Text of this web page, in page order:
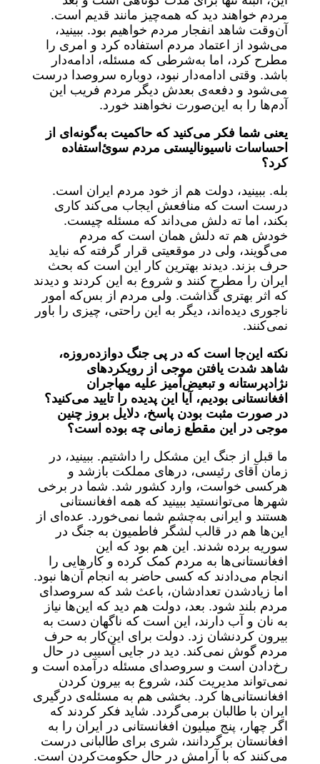
مردم خواهند دید که همه‌چیز مانند قدیم است.
آن‌وقت شاهد انفجار مردم خواهیم بود. ببینید،
می‌شود از اعتماد مردم استفاده کرد و امری را
مطرح کرد، اما به‌شرطی که مسئله، ادامه‌دار
باشد. وقتی ادامه‌دار نبود، دوباره سروصدا درست
می‌شود و دفعه‌ی بعدش دیگر مردم فریب این
آدم‌ها را به این‌صورت نخواهند خورد.
یعنی شما فکر می‌کنید که حاکمیت به‌گونه‌ای از
احساسات ناسیونالیستی مردم سوئ‌استفاده
کرد؟
بله. ببینید، دولت هم از خود مردم ایران است.
درست است که منافعش ایجاب می‌کند کاری
بکند، اما ته دلش می‌داند که مسئله چیست.
خودش هم ته دلش همان است که مردم
می‌گویند، ولی در موقعیتی قرار گرفته که نباید
حرف بزند. دیدند بهترین کار این است که بحث
ایران را مطرح کنند و شروع به این کردند و دیدند
که اثر بهتری گذاشت. ولی مردم از بس‌که امور
ناجوری دیده‌اند، دیگر به این راحتی، چیزی را باور
نمی‌کنند.
نکته این‌جا است که در پی جنگ دوازده‌روزه،
شاهد شدت یافتن موجی از رویکردهای
نژادپرستانه و تبعیض‌آمیز علیه مهاجران
افغانستانی بودیم، آیا این پدیده را تایید می‌کنید؟
در صورت مثبت بودن پاسخ، دلایل بروز چنین
موجی در این مقطع زمانی چه بوده است؟
ما قبل از جنگ این مشکل را داشتیم. ببینید، در
زمان آقای رئیسی، درهای مملکت بازشد و
هرکسی خواست، وارد کشور شد. شما در برخی
شهرها می‌توانستید ببینید که همه افغانستانی
هستند و ایرانی به‌چشم شما نمی‌خورد. عده‌ای از
این‌ها هم در قالب لشگر فاطمیون به جنگ در
سوریه برده شدند. این هم بود که این
افغانستانی‌ها به مردم کمک کرده و کارهایی را
انجام می‌دادند که کسی حاضر به انجام آن‌ها نبود.
اما زیادشدن تعدادشان، باعث شد که سروصدای
مردم بلند شود. بعد، دولت هم دید که این‌ها نیاز
به نان و آب دارند، این است که ناگهان دست به
بیرون کردنشان زد. دولت برای این‌کار به حرف
مردم گوش نمی‌کند. دید در جایی آسیبی در حال
رخ‌دادن است و سروصدای مسئله درآمده است و
نمی‌تواند مدیریت کند، شروع به بیرون کردن
افغانستانی‌ها کرد. بخشی هم به مسئله‌ی درگیری
ایران با طالبان برمی‌گردد. شاید فکر کردند که
اگر چهار، پنج میلیون افغانستانی در ایران را به
افغانستان برگردانند، شری برای طالبانی درست
می‌کنند که با آرامش در حال حکومت‌کردن است.